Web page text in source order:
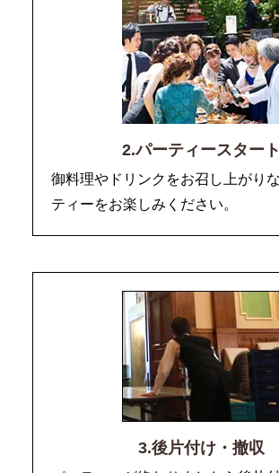
2.パーティースタート
御料理やドリンクをお召し上がり
ティーをお楽しみください。
3.後片付け・撤収